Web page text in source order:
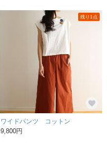
残り1点
ワイドパンツ コットン
9,800円